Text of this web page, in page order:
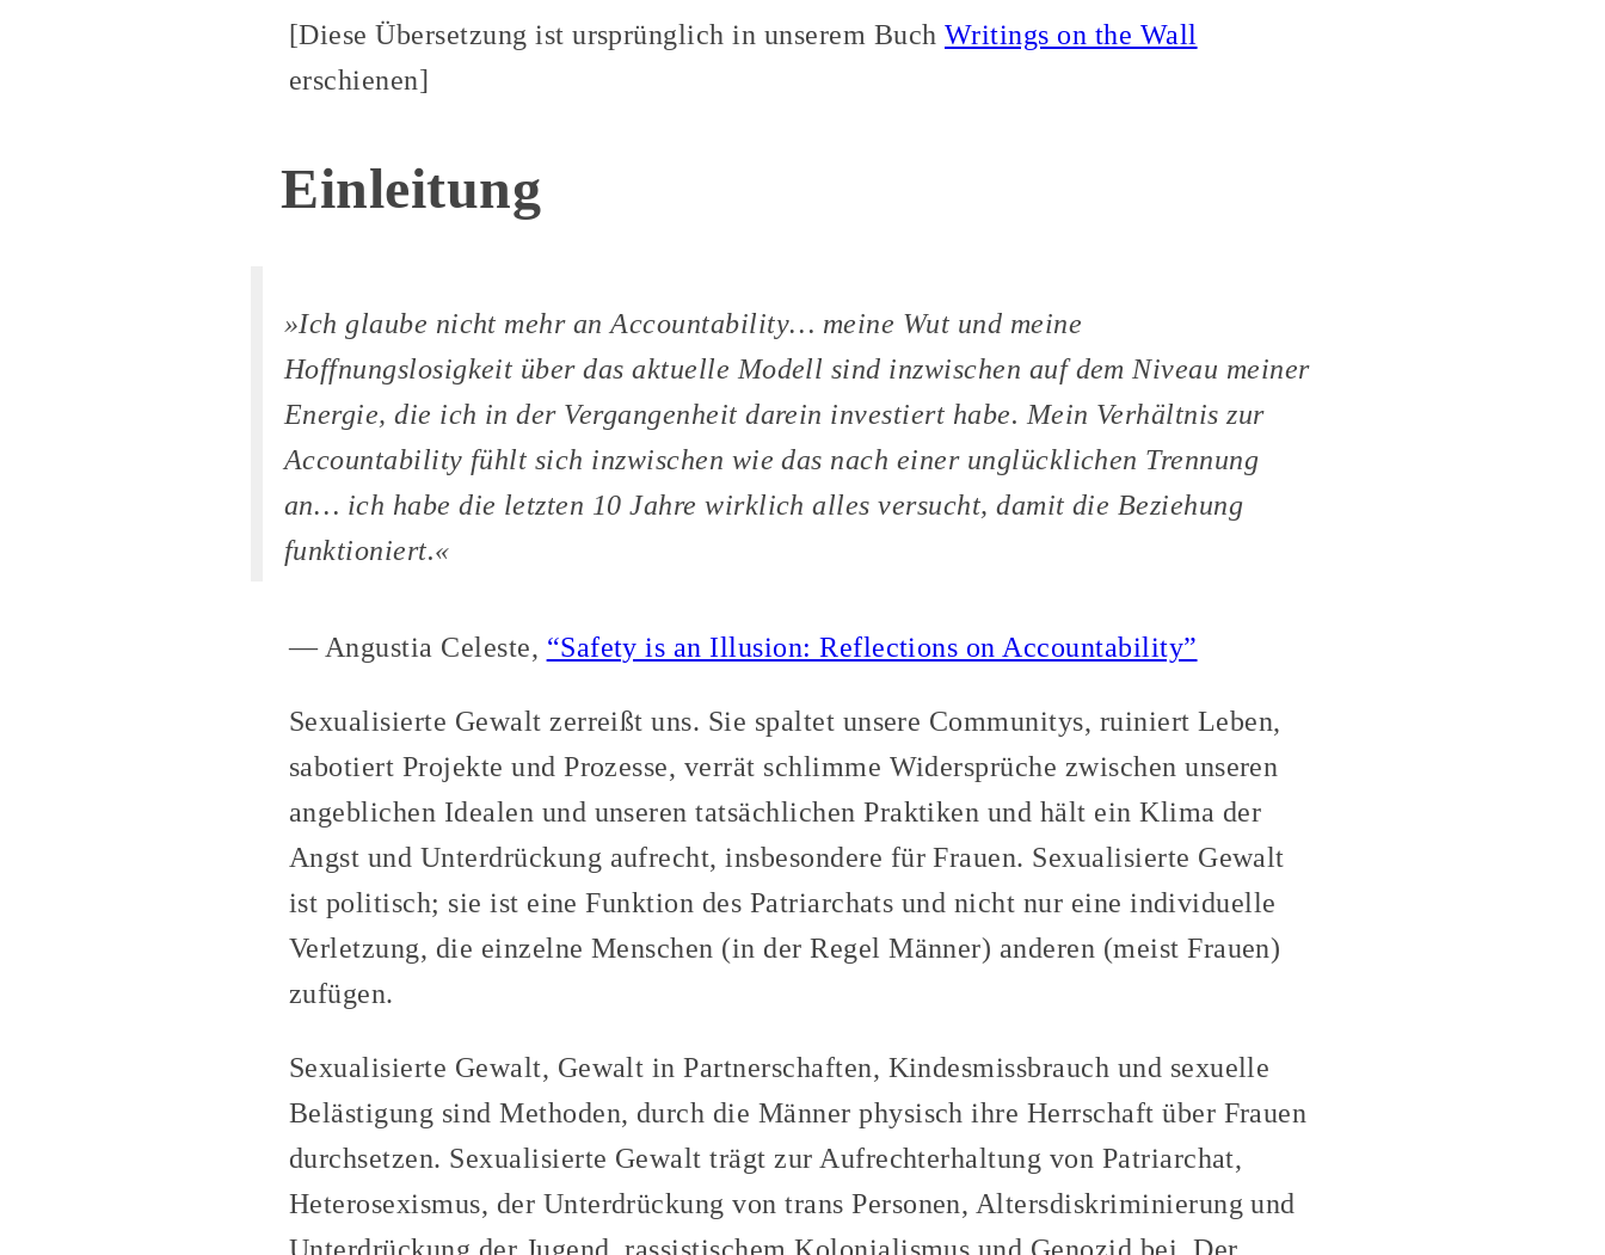
[Diese Übersetzung ist ursprünglich in unserem Buch Writings on the Wall
erschienen]
Einleitung
»Ich glaube nicht mehr an Accountability… meine Wut und meine
Hoffnungslosigkeit über das aktuelle Modell sind inzwischen auf dem Niveau meiner
Energie, die ich in der Vergangenheit darein investiert habe. Mein Verhältnis zur
Accountability fühlt sich inzwischen wie das nach einer unglücklichen Trennung
an… ich habe die letzten 10 Jahre wirklich alles versucht, damit die Beziehung
funktioniert.«
— Angustia Celeste, “Safety is an Illusion: Reflections on Accountability”
Sexualisierte Gewalt zerreißt uns. Sie spaltet unsere Communitys, ruiniert Leben,
sabotiert Projekte und Prozesse, verrät schlimme Widersprüche zwischen unseren
angeblichen Idealen und unseren tatsächlichen Praktiken und hält ein Klima der
Angst und Unterdrückung aufrecht, insbesondere für Frauen. Sexualisierte Gewalt
ist politisch; sie ist eine Funktion des Patriarchats und nicht nur eine individuelle
Verletzung, die einzelne Menschen (in der Regel Männer) anderen (meist Frauen)
zufügen.
Sexualisierte Gewalt, Gewalt in Partnerschaften, Kindesmissbrauch und sexuelle
Belästigung sind Methoden, durch die Männer physisch ihre Herrschaft über Frauen
durchsetzen. Sexualisierte Gewalt trägt zur Aufrechterhaltung von Patriarchat,
Heterosexismus, der Unterdrückung von trans Personen, Altersdiskriminierung und